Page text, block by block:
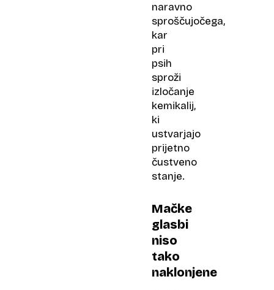
naravno
sproščujočega,
kar
pri
psih
sproži
izločanje
kemikalij,
ki
ustvarjajo
prijetno
čustveno
stanje.
Mačke
glasbi
niso
tako
naklonjene